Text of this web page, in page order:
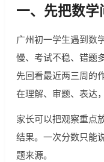
一、先把数
广州初一学生遇到数
慢、考试不稳、错题
先回看最近两三周的
在理解、审题、表达
家长可以把观察重点
结果。一次分数只能
题来源。